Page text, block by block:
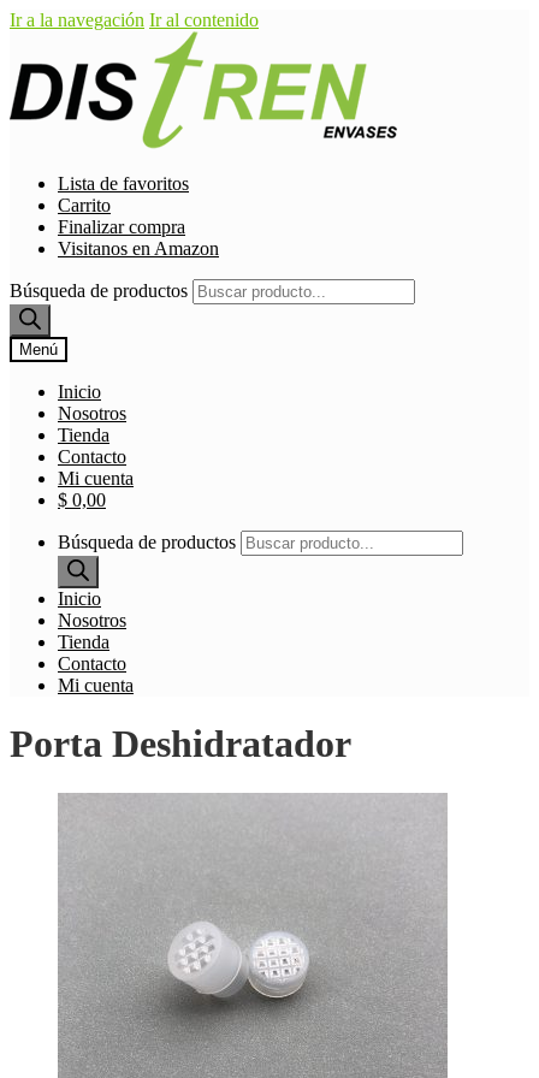
Ir a la navegación Ir al contenido
Lista de favoritos
Carrito
Finalizar compra
Visitanos en Amazon
Búsqueda de productos
Menú
Inicio
Nosotros
Tienda
Contacto
Mi cuenta
$ 0,00
Búsqueda de productos
Inicio
Nosotros
Tienda
Contacto
Mi cuenta
Porta Deshidratador